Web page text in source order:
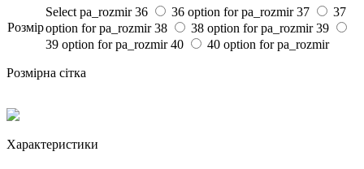
Розмiр
Select pa_rozmir 36 36 option for pa_rozmir 37
37
option for pa_rozmir 38 38 option for pa_rozmir 39
39 option for pa_rozmir 40 40 option for pa_rozmir
Розмірна сітка
Характеристики